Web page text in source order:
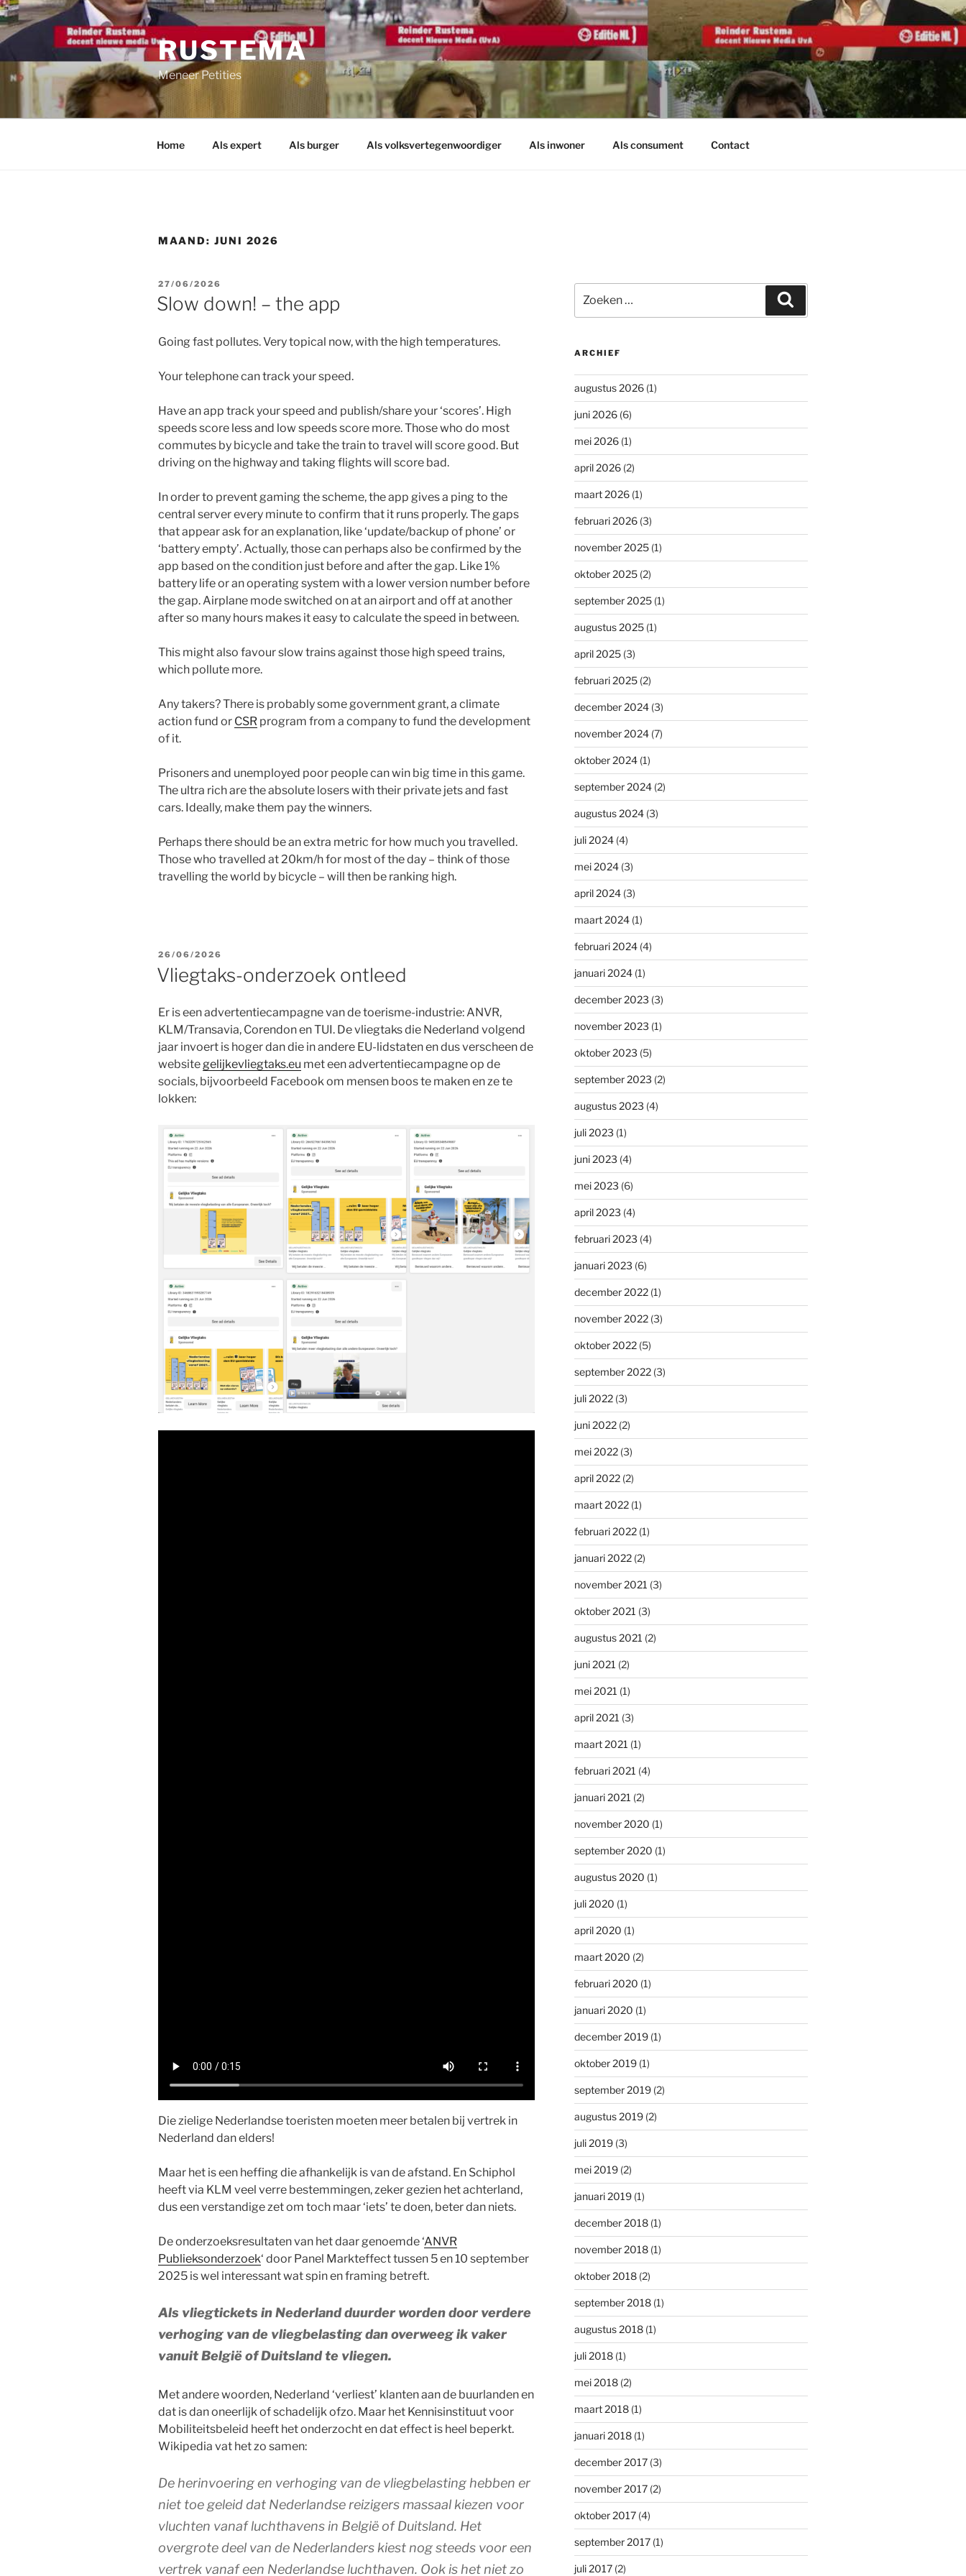
Ga
naar
de
inhoud
RUSTEMA
Meneer Petities
Home Als expert Als burger Als volksvertegenwoordiger Als inwoner Als consument Contact
MAAND: JUNI 2026
GEPLAATST
OP
27/06/2026
Slow down! – the app
Going fast pollutes. Very topical now, with the high temperatures.
Your telephone can track your speed.
Have an app track your speed and publish/share your ‘scores’. High
speeds score less and low speeds score more. Those who do most
commutes by bicycle and take the train to travel will score good. But
driving on the highway and taking flights will score bad.
In order to prevent gaming the scheme, the app gives a ping to the
central server every minute to confirm that it runs properly. The gaps
that appear ask for an explanation, like ‘update/backup of phone’ or
‘battery empty’. Actually, those can perhaps also be confirmed by the
app based on the condition just before and after the gap. Like 1%
battery life or an operating system with a lower version number before
the gap. Airplane mode switched on at an airport and off at another
after so many hours makes it easy to calculate the speed in between.
This might also favour slow trains against those high speed trains,
which pollute more.
Any takers? There is probably some government grant, a climate
action fund or CSR program from a company to fund the development
of it.
Prisoners and unemployed poor people can win big time in this game.
The ultra rich are the absolute losers with their private jets and fast
cars. Ideally, make them pay the winners.
Perhaps there should be an extra metric for how much you travelled.
Those who travelled at 20km/h for most of the day – think of those
travelling the world by bicycle – will then be ranking high.
GEPLAATST
26/06/2026
Vliegtaks-onderzoek ontleed
Er is een advertentiecampagne van de toerisme-industrie: ANVR,
KLM/Transavia, Corendon en TUI. De vliegtaks die Nederland volgend
jaar invoert is hoger dan die in andere EU-lidstaten en dus verscheen de
websitegelijkevliegtaks.eu met een advertentiecampagne op de
socials, bijvoorbeeld Facebook om mensen boos te maken en ze te
lokken:
Die zielige Nederlandse toeristen moeten meer betalen bij vertrek in
Nederland dan elders!
Maar het is een heffing die afhankelijk is van de afstand. En Schiphol
heeft via KLM veel verre bestemmingen, zeker gezien het achterland,
dus een verstandige zet om toch maar ‘iets’ te doen, beter dan niets.
De onderzoeksresultaten van het daar genoemde ‘ANVR
Publieksonderzoek‘ door Panel Markteffect tussen 5 en 10 september
2025 is wel interessant wat spin en framing betreft.
Als vliegtickets in Nederland duurder worden door verdere
verhoging van de vliegbelasting dan overweeg ik vaker
vanuit België of Duitsland te vliegen.
Met andere woorden, Nederland ‘verliest’ klanten aan de buurlanden en
dat is dan oneerlijk of schadelijk ofzo. Maar het Kennisinstituut voor
Mobiliteitsbeleid heeft het onderzocht en dat effect is heel beperkt.
Wikipedia vat het zo samen:
De herinvoering en verhoging van de vliegbelasting hebben er
niet toe geleid dat Nederlandse reizigers massaal kiezen voor
vluchten vanaf luchthavens in België of Duitsland. Het
overgrote deel van de Nederlanders kiest nog steeds voor een
vertrek vanaf een Nederlandse luchthaven. Ook is het niet zo
naar:
ARCHIEF
augustus 2026(1)
juni 2026(6)
mei 2026(1)
april 2026(2)
maart 2026(1)
februari 2026(3)
november 2025(1)
oktober 2025(2)
september 2025(1)
augustus 2025(1)
april 2025(3)
februari 2025(2)
december 2024(3)
november 2024(7)
oktober 2024(1)
september 2024(2)
augustus 2024(3)
juli 2024(4)
mei 2024(3)
april 2024(3)
maart 2024(1)
februari 2024(4)
januari 2024(1)
december 2023 (3)
november 2023 (1)
oktober 2023 (5)
september 2023 (2)
augustus 2023 (4)
juli 2023 (1)
juni 2023 (4)
mei 2023 (6)
april 2023 (4)
februari 2023 (4)
januari 2023 (6)
december 2022(1)
november 2022(3)
oktober 2022(5)
september 2022(3)
juli 2022(3)
juni 2022(2)
mei 2022(3)
april 2022(2)
maart 2022(1)
februari 2022(1)
januari 2022(2)
november 2021 (3)
oktober 2021 (3)
augustus 2021 (2)
juni 2021 (2)
mei 2021 (1)
april 2021 (3)
maart 2021 (1)
februari 2021 (4)
januari 2021 (2)
november 2020 (1)
september 2020 (1)
augustus 2020 (1)
juli 2020 (1)
april 2020 (1)
maart 2020 (2)
februari 2020 (1)
januari 2020 (1)
december 2019(1)
oktober 2019(1)
september 2019(2)
augustus 2019(2)
juli 2019(3)
mei 2019(2)
januari 2019(1)
december 2018(1)
november 2018(1)
oktober 2018(2)
september 2018(1)
augustus 2018(1)
juli 2018(1)
mei 2018(2)
maart 2018(1)
januari 2018(1)
december 2017(3)
november 2017(2)
oktober 2017(4)
september 2017(1)
juli 2017(2)